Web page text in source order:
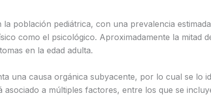
población pediátrica, con una prevalencia
como el psicológico. Aproximadamente la mitad
en la edad adulta.
una causa orgánica subyacente, por lo cual se lo
a múltiples factores, entre los que se